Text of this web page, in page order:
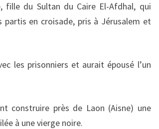
fille du Sultan du Caire El-Afdhal, qui
en croisade, pris à Jérusalem et
les prisonniers et aurait épousé l’un
construire près de Laon (Aisne) une
à une vierge noire.